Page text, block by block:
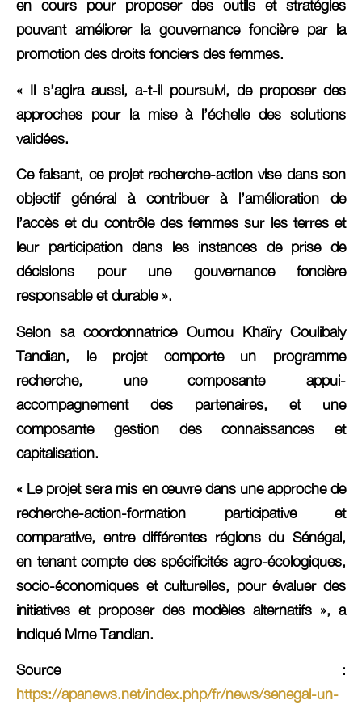
en cours pour proposer des outils et stratégies
pouvant améliorer la gouvernance foncière par la
promotion des droits fonciers des femmes.
« Il s’agira aussi, a-t-il poursuivi, de proposer des
approches pour la mise à l’échelle des solutions
validées.
Ce faisant, ce projet recherche-action vise dans son
objectif général à contribuer à l’amélioration de
l’accès et du contrôle des femmes sur les terres et
leur participation dans les instances de prise de
décisions pour une gouvernance foncière
responsable et durable ».
Selon sa coordonnatrice Oumou Khaïry Coulibaly
Tandian, le projet comporte un programme
recherche, une composante appui-
accompagnement des partenaires, et une
composante gestion des connaissances et
capitalisation.
« Le projet sera mis en œuvre dans une approche de
recherche-action-formation participative et
comparative, entre différentes régions du Sénégal,
en tenant compte des spécificités agro-écologiques,
socio-économiques et culturelles, pour évaluer des
initiatives et proposer des modèles alternatifs », a
indiqué Mme Tandian.
Source :
https://apanews.net/index.php/fr/news/senegal-un-